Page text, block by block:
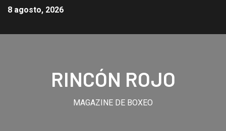
8 agosto, 2026
RINCÓN ROJO
MAGAZINE DE BOXEO